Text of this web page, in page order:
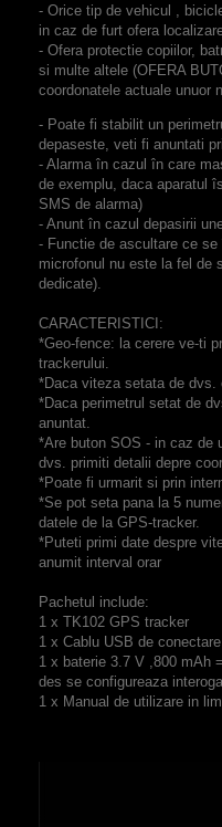
- Orice tip de vehicul ,
in caz de furt ofera
- Ofera protectie copiilor,
si multe altele (OFERA
coordonatele actuale unuor
- Poate fi stabilit un
depaseste, veti fi anuntati
- Alarma în cazul în care
de exemplu, daca aparatul
SMS de alarma)
- Anunt în cazul depasirii
- Functie de ascultare ce
microfonul nu este la fel de
dedicate).
CARACTERISTICI:
*Geo-fence: la cerere ve-ti
trackerului.
*Daca viteza setata de dvs.
*Daca perimetrul setat de
anuntat.
*Are buton SOS - in caz de
dvs. primiti detalii depre
*Poate fi urmarit si prin
*Se pot seta pana la 5
datele de la GPS-tracker.
*Puteti primi date despre
anumit interval orar
Pachetul include:
1 x TK102 GPS tracker
1 x Cablu USB de
1 x baterie 3.7 V ,800 mAh
des se configureaza
1 x Manual de utilizare in